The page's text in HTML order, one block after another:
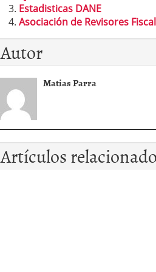
Estadisticas DANE
Asociación de Revisores
Autor
Matias Parra
Artículos